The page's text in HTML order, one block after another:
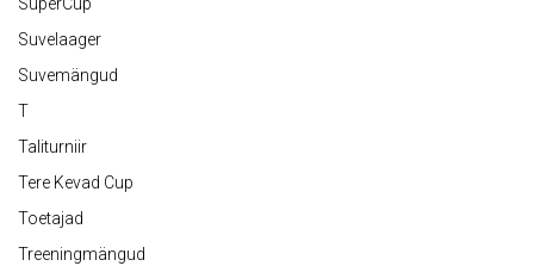
Suvelaager
Suvemängud
T
Taliturniir
Tere Kevad Cup
Toetajad
Treeningmängud